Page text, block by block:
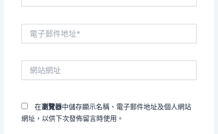
在瀏覽器中儲存顯示名稱、電子郵件地址及個人網站
網址，以供下次發佈留言時使用。